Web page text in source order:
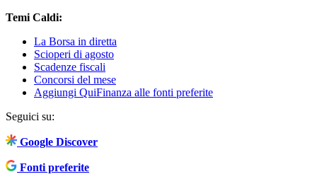
Temi Caldi:
La Borsa in diretta
Scioperi di agosto
Scadenze fiscali
Concorsi del mese
Aggiungi QuiFinanza alle fonti preferite
Seguici su:
Google Discover
Fonti preferite